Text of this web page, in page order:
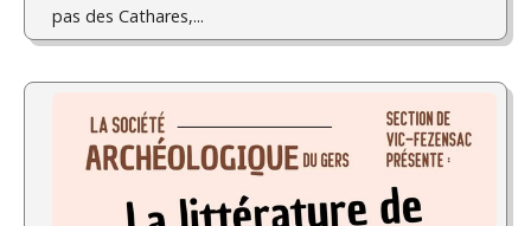
pas des Cathares,...